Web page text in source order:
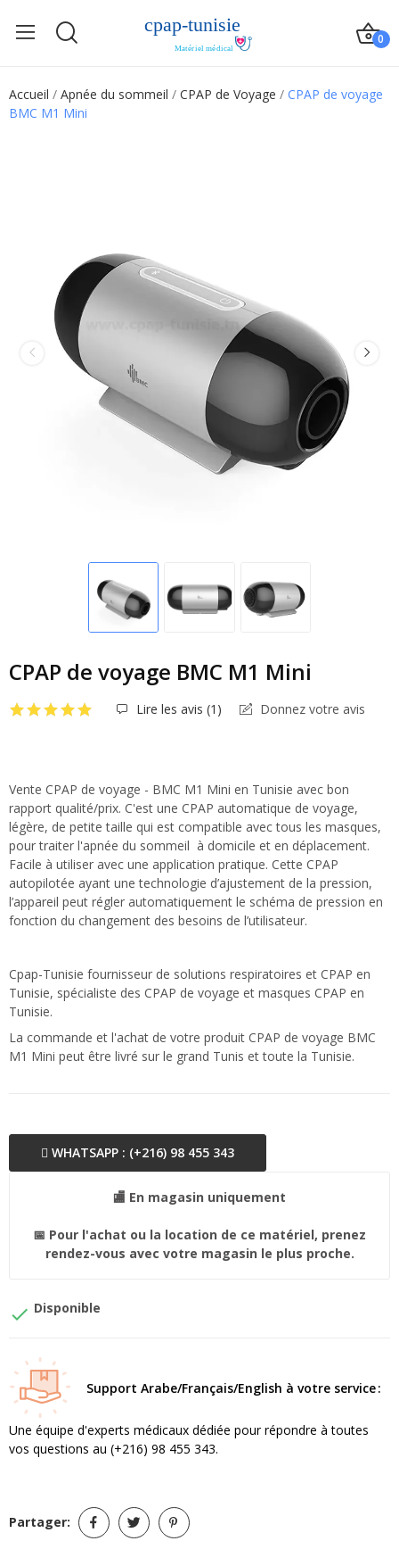
0
Accueil Apnée du sommeil CPAP de Voyage
CPAP de voyage
BMC M1 Mini
CPAP de voyage BMC M1 Mini
Lire les avis (1 ) Donnez votre avis
Vente CPAP de voyage - BMC M1 Mini en Tunisie avec bon
rapport qualité/prix. C'est une CPAP automatique de voyage,
légère, de petite taille qui est compatible avec tous les masques,
pour traiter l'apnée du sommeil à domicile et en déplacement.
Facile à utiliser avec une application pratique. Cette CPAP
autopilotée ayant une technologie d’ajustement de la pression,
l’appareil peut régler automatiquement le schéma de pression en
fonction du changement des besoins de l’utilisateur.
Cpap-Tunisie fournisseur de solutions respiratoires et CPAP en
Tunisie, spécialiste des CPAP de voyage et masques CPAP en
Tunisie.
La commande et l'achat de votre produit CPAP de voyage BMC
M1 Mini peut être livré sur le grand Tunis et toute la Tunisie.
WHATSAPP : (+216) 98 455 343
🏬 En magasin uniquement
📅 Pour l'achat ou la location de ce matériel, prenez
rendez-vous avec votre magasin le plus proche.
 Disponible
Support Arabe/Français/English à votre service
Une équipe d'experts médicaux dédiée pour répondre à toutes
vos questions au (+216) 98 455 343.
Partager: